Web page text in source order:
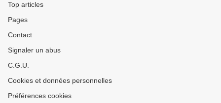
Top articles
Pages
Contact
Signaler un abus
C.G.U.
Cookies et données personnelles
Préférences cookies